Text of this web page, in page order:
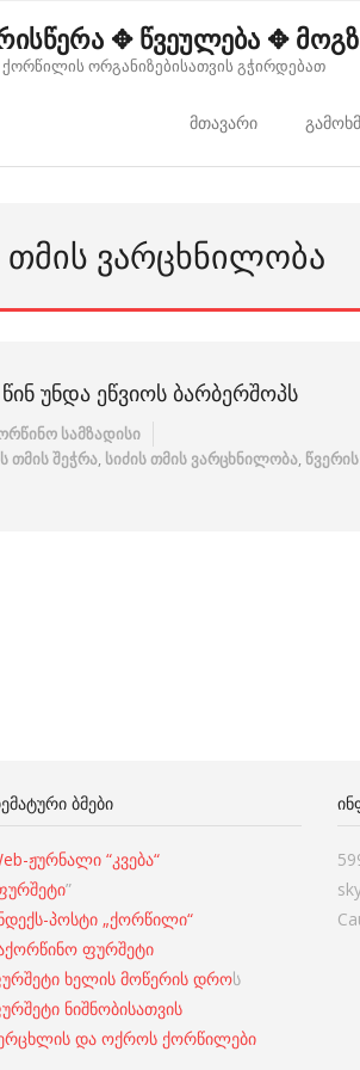
✥ წვეულება ✥
ორგანიზებისათვის გჭირდებათ
მთავარი
ᲗᲛᲘᲡ ᲕᲐᲠᲪᲮᲜᲘᲚᲝᲑᲐ
ᲣᲜᲓᲐ ᲔᲬᲕᲘᲝᲡ ᲑᲐᲠᲑᲔᲠᲨᲝᲞᲡ
სამზადისი
თმის შეჭრა, სიძის თმის ვარცხნილობა,
ᲑᲛᲔᲑᲘ
ჟურნალი “კვება“
”
პოსტი „ქორწილი“
ფურშეტი
ხელის მოწერის დროს
ნიშნობისათვის
და ოქროს ქორწილები